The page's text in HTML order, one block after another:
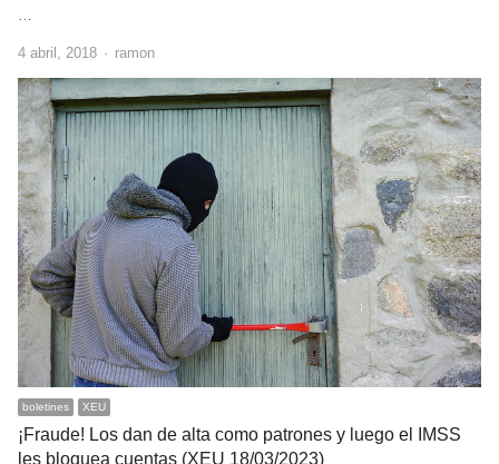
…
4 abril, 2018 Author
ramon
boletines XEU
¡Fraude! Los dan de alta como patrones y luego el IMSS
les bloquea cuentas (XEU 18/03/2023)